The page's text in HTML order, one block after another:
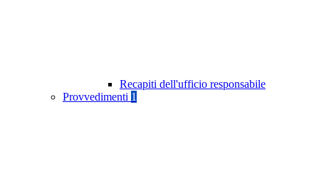
Recapiti dell'ufficio responsabile
Provvedimenti 1